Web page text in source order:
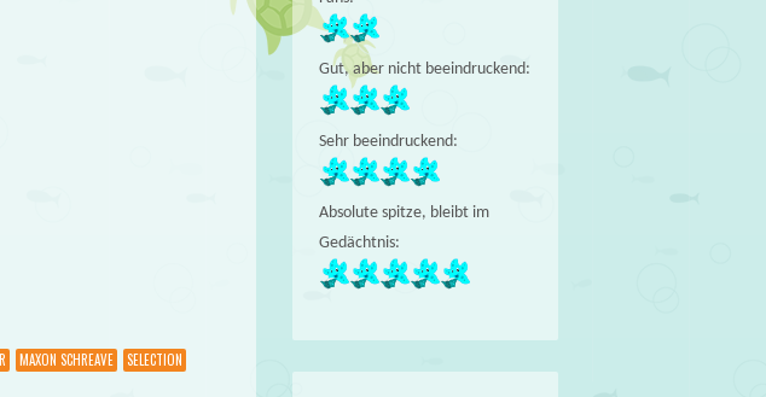
MAXON SCHREAVE
SELECTION
Gut, aber nicht beeindruckend:
Sehr beeindruckend:
Absolute spitze, bleibt im
Gedächtnis: